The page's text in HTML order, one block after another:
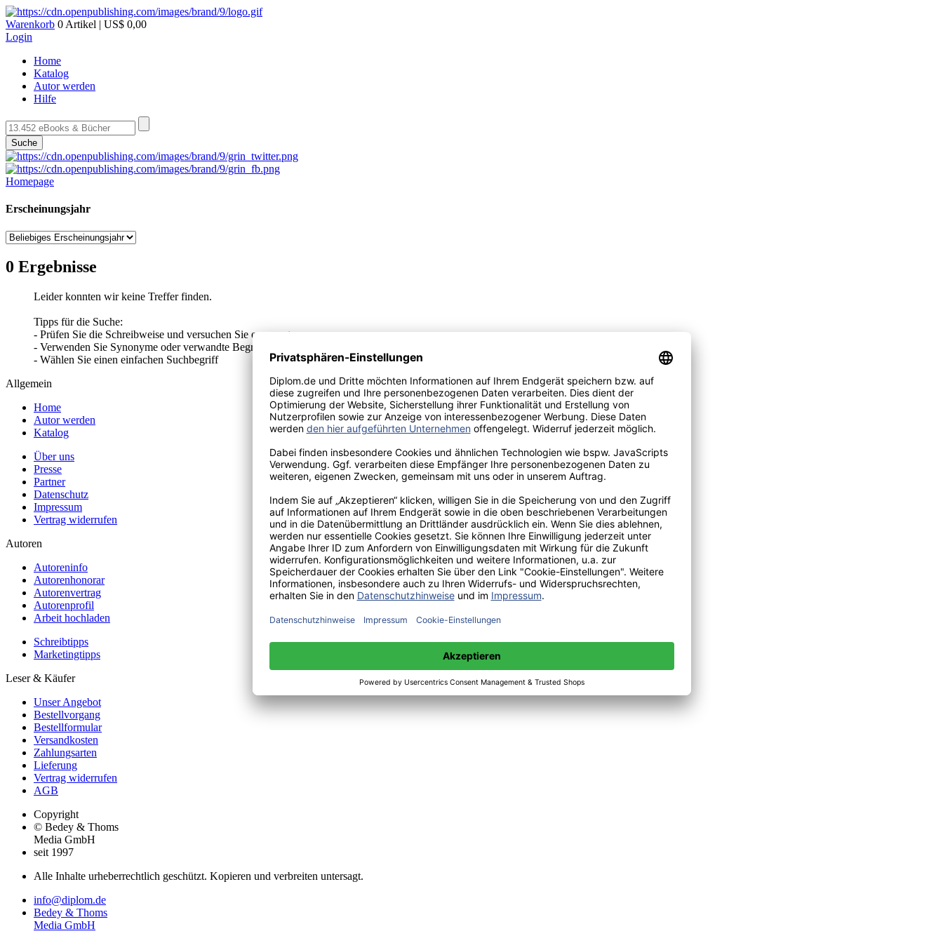
Warenkorb 0 Artikel | US$ 0,00
Login
Home
Katalog
Autor werden
Hilfe
Suche
Homepage
Erscheinungsjahr
0 Ergebnisse
Leider konnten wir keine Treffer finden.
Tipps für die Suche:
- Prüfen Sie die Schreibweise und versuchen Sie es erneut
- Verwenden Sie Synonyme oder verwandte Begriffe
- Wählen Sie einen einfachen Suchbegriff
Allgemein
Home
Autor werden
Katalog
Über uns
Presse
Partner
Datenschutz
Impressum
Vertrag widerrufen
Autoren
Autoreninfo
Autorenhonorar
Autorenvertrag
Autorenprofil
Arbeit hochladen
Schreibtipps
Marketingtipps
Leser & Käufer
Unser Angebot
Bestellvorgang
Bestellformular
Versandkosten
Zahlungsarten
Lieferung
Vertrag widerrufen
AGB
Copyright
© Bedey & Thoms
Media GmbH
seit 1997
Alle Inhalte urheberrechtlich geschützt. Kopieren und verbreiten untersagt.
info@diplom.de
Bedey & Thoms
Media GmbH